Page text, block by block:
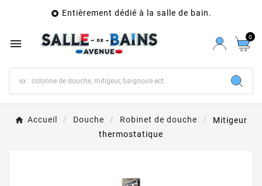
 Entièrement dédié à la salle de bain.
 0
Accueil Douche Robinet de douche
Mitigeur
thermostatique